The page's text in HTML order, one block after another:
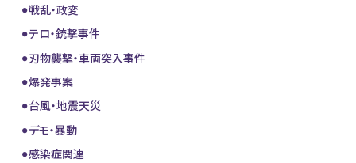
戦乱・政変
テロ・銃撃事件
刃物襲撃・車両突入事件
爆発事案
台風・地震天災
デモ・暴動
感染症関連